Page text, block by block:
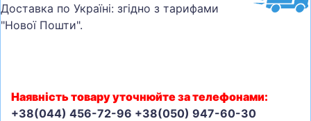
Доставка по Україні: згідно з тарифами
"Нової Пошти".
Наявність товару уточнюйте за телефонами:
+38(044) 456-72-96 +38(050) 947-60-30